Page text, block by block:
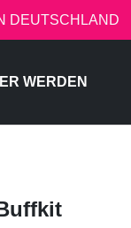
DEUTSCHLAND
WERDEN